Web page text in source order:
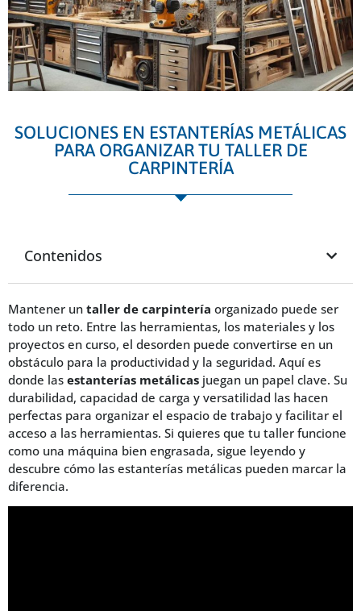
SOLUCIONES EN ESTANTERÍAS METÁLICAS
PARA ORGANIZAR TU TALLER DE
CARPINTERÍA
Contenidos
Mantener un taller de carpintería organizado puede ser
todo un reto. Entre las herramientas, los materiales y los
proyectos en curso, el desorden puede convertirse en un
obstáculo para la productividad y la seguridad. Aquí es
donde las estanterías metálicas juegan un papel clave. Su
durabilidad, capacidad de carga y versatilidad las hacen
perfectas para organizar el espacio de trabajo y facilitar el
acceso a las herramientas. Si quieres que tu taller funcione
como una máquina bien engrasada, sigue leyendo y
descubre cómo las estanterías metálicas pueden marcar la
diferencia.